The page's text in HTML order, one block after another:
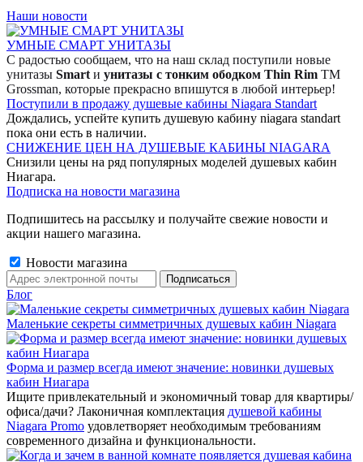
Наши новости
УМНЫЕ СМАРТ УНИТАЗЫ
С радостью сообщаем, что на наш склад поступили новые
унитазы Smart и унитазы с тонким ободком Thin Rim TM
Grossman, которые прекрасно впишутся в любой интерьер!
Поступили в продажу душевые кабины Niagara Standart
Дождались, успейте купить душевую кабину niagara standart
пока они есть в наличии.
СНИЖЕНИЕ ЦЕН НА ДУШЕВЫЕ КАБИНЫ NIAGARA
Снизили цены на ряд популярных моделей душевых кабин
Ниагара.
Подписка на новости магазина
Подпишитесь на рассылку и получайте свежие новости и
акции нашего магазина.
Новости магазина
Блог
Маленькие секреты симметричных душевых кабин Niagara
Форма и размер всегда имеют значение: новинки душевых
кабин Ниагара
Ищите привлекательный и экономичный товар для квартиры/
офиса/дачи? Лаконичная комплектация душевой кабины
Niagara Promo удовлетворяет необходимым требованиям
современного дизайна и функциональности.